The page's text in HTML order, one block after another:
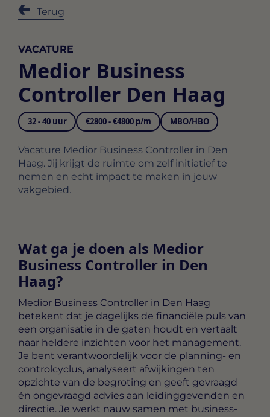
Terug
VACATURE
Medior Business
Controller Den Haag
32 - 40 uur €2800 - €4800 p/m MBO/HBO
Vacature Medior Business Controller in Den
Haag. Jij krijgt de ruimte om zelf initiatief te
nemen en echt impact te maken in jouw
vakgebied.
Wat ga je doen als Medior
Business Controller in Den
Haag?
Medior Business Controller in Den Haag
betekent dat je dagelijks de financiële puls van
een organisatie in de gaten houdt en vertaalt
naar heldere inzichten voor het management.
Je bent verantwoordelijk voor de planning- en
controlcyclus, analyseert afwijkingen ten
opzichte van de begroting en geeft gevraagd
én ongevraagd advies aan leidinggevenden en
directie. Je werkt nauw samen met business-